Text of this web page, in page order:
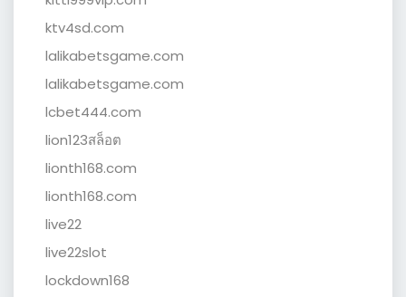
ktv4sd.com
lalikabetsgame.com
lalikabetsgame.com
lcbet444.com
lion123สล็อต
lionth168.com
lionth168.com
live22
live22slot
lockdown168